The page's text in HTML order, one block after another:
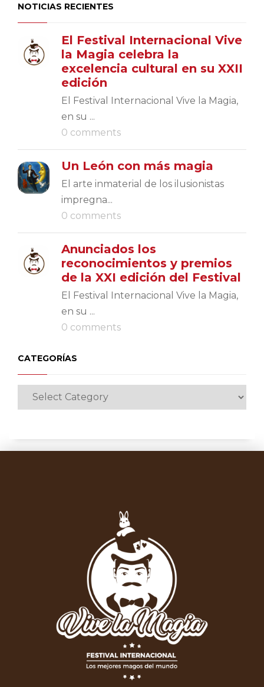
NOTICIAS RECIENTES
El Festival Internacional Vive
la Magia celebra la
excelencia cultural en su XXII
edición
El Festival Internacional Vive la Magia,
en su ...
0 comments
Un León con más magia
El arte inmaterial de los ilusionistas
impregna...
0 comments
Anunciados los
reconocimientos y premios
de la XXI edición del Festival
El Festival Internacional Vive la Magia,
en su ...
0 comments
CATEGORÍAS